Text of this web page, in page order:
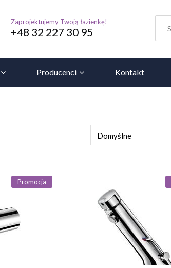
Zaprojektujemy Twoją łazienkę!
+48 32 227 30 95
Producenci Kontakt
Promocja